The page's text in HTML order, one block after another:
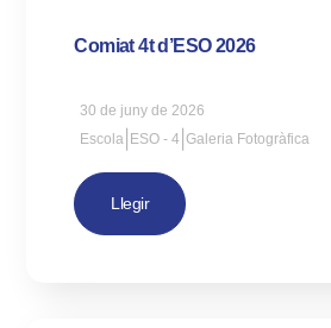
Comiat 4t d’ESO 2026
30 de juny de 2026
Escola ESO - 4 |Galeria Fotogràfica
Llegir